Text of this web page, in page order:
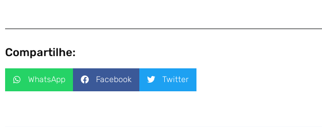
Compartilhe:
WhatsApp Facebook Twitter